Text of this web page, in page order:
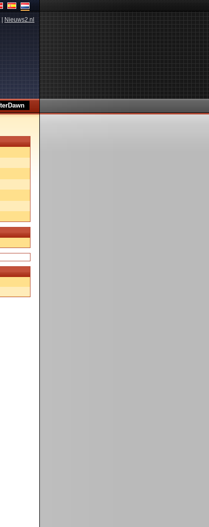
Nieuws2.nl